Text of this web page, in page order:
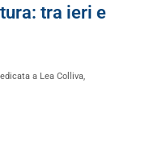
tra ieri e
a Lea Colliva,